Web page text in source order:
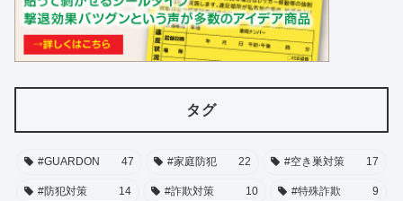
タグ
#GUARDON 47 #家庭防犯 22 #空き巣対策 17
#防犯対策 14 #詐欺対策 10 #特殊詐欺 9